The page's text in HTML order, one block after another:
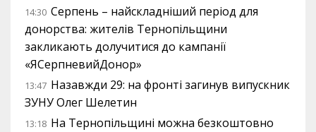
14:30 Серпень – найскладніший період для
донорства: жителів Тернопільщини
закликають долучитися до кампанії
«ЯСерпневийДонор»
13:47 Назавжди 29: на фронті загинув випускник
ЗУНУ Олег Шелетин
13:18 На Тернопільщині можна безкоштовно